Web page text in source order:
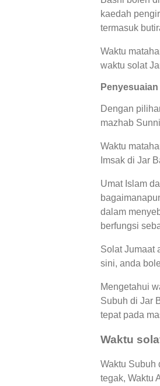
kaedah
termasuk
Waktu
waktu solat
Dengan
mazhab
Waktu
Imsak di Jar
Umat Islam
dalam
berfungsi
Solat Jumaat
sini, anda
Mengetahui
Subuh di Jar
tepat pada
Waktu
Waktu Subuh
tegak, Waktu